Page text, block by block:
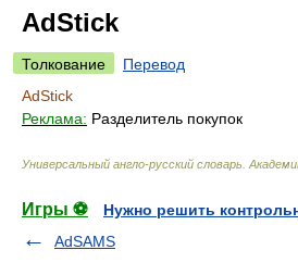
AdStick
Толкование
Перевод
AdStick
Реклама: Разделитель покупок
Универсальный англо-русский словарь
Игры ⚽
Нужно решить
AdSAMS